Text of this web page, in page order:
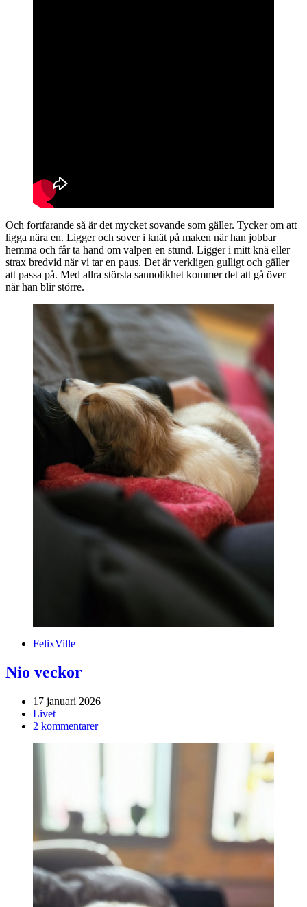
Och fortfarande så är det mycket sovande som gäller. Tycker om att
ligga nära en. Ligger och sover i knät på maken när han jobbar
hemma och får ta hand om valpen en stund. Ligger i mitt knä eller
strax bredvid när vi tar en paus. Det är verkligen gulligt och gäller
att passa på. Med allra största sannolikhet kommer det att gå över
när han blir större.
FelixVille
Nio veckor
17 januari 2026
Livet
2 kommentarer